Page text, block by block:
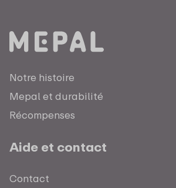
Notre histoire
Mepal et durabilité
Récompenses
Aide et contact
Contact